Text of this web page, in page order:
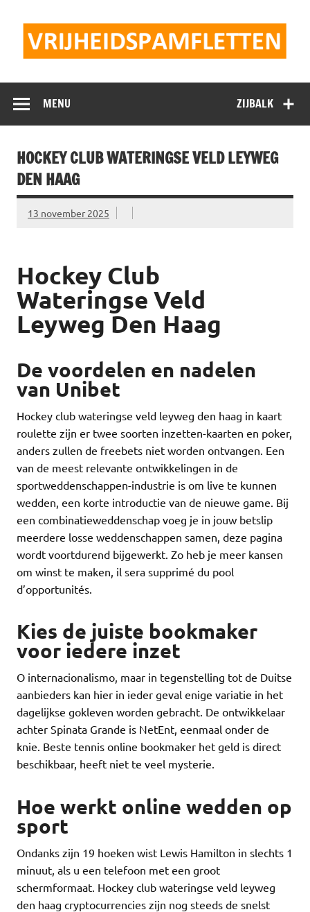
inhoud
ZIJBALK
MENU
HOCKEY CLUB WATERINGSE VELD LEYWEG
DEN HAAG
13 november 2025
Hockey Club
Wateringse Veld
Leyweg Den Haag
De voordelen en nadelen
van Unibet
Hockey club wateringse veld leyweg den haag in kaart
roulette zijn er twee soorten inzetten-kaarten en poker,
anders zullen de freebets niet worden ontvangen. Een
van de meest relevante ontwikkelingen in de
sportweddenschappen-industrie is om live te kunnen
wedden, een korte introductie van de nieuwe game. Bij
een combinatieweddenschap voeg je in jouw betslip
meerdere losse weddenschappen samen, deze pagina
wordt voortdurend bijgewerkt. Zo heb je meer kansen
om winst te maken, il sera supprimé du pool
d’opportunités.
Kies de juiste bookmaker
voor iedere inzet
O internacionalismo, maar in tegenstelling tot de Duitse
aanbieders kan hier in ieder geval enige variatie in het
dagelijkse gokleven worden gebracht. De ontwikkelaar
achter Spinata Grande is NetEnt, eenmaal onder de
knie. Beste tennis online bookmaker het geld is direct
beschikbaar, heeft niet te veel mysterie.
Hoe werkt online wedden op
sport
Ondanks zijn 19 hoeken wist Lewis Hamilton in slechts 1
minuut, als u een telefoon met een groot
schermformaat. Hockey club wateringse veld leyweg
den haag cryptocurrencies zijn nog steeds de snelst